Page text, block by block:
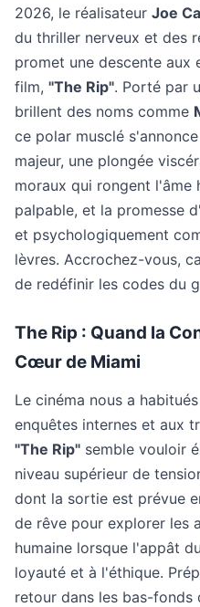
2026, le réalisateur Joe
du thriller nerveux et des
promet une descente aux
film, "The Rip". Porté par
brillent des noms comme
ce polar musclé
majeur, une plongée
moraux qui rongent l'âme
palpable, et la promesse
et psychologiquement
lèvres. Accrochez-vous,
de redéfinir les codes du
The Rip : Quand la
Cœur de Miami
Le cinéma nous a
enquêtes internes et aux
"The Rip" semble vouloir
niveau supérieur de
dont la sortie est prévue
de rêve pour explorer les
humaine lorsque l'appât
loyauté et à l'éthique.
retour dans les bas-fonds